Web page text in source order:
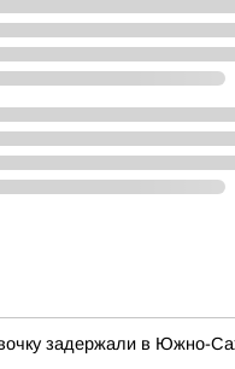
задержали в Южно-